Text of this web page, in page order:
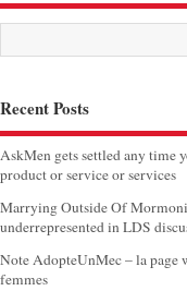
Recent Posts
AskMen gets settled any time
product or service or services
Marrying Outside Of
underrepresented in LDS
Note AdopteUnMec – la page
femmes